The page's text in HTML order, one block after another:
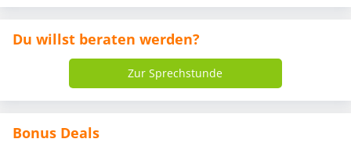
Du willst beraten werden?
Zur Sprechstunde
Bonus Deals